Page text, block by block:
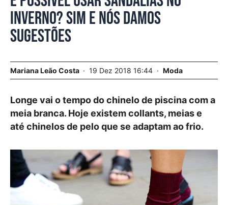
inverno? Sim e nós damos
sugestões
Mariana Leão Costa 19 Dez 2018 16:44 Moda
Longe vai o tempo do chinelo de piscina com a
meia branca. Hoje existem collants, meias e
até chinelos de pelo que se adaptam ao frio.